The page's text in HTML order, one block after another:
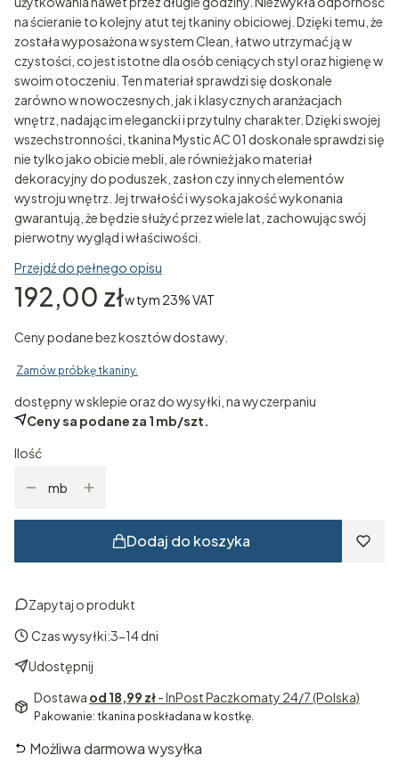
na ścieranie to kolejny atut tej tkaniny obiciowej. Dzięki temu, że
została wyposażona w system Clean, łatwo utrzymać ją w
czystości, co jest istotne dla osób ceniących styl oraz higienę w
swoim otoczeniu. Ten materiał sprawdzi się doskonale
zarówno w nowoczesnych, jak i klasycznych aranżacjach
wnętrz, nadając im elegancki i przytulny charakter. Dzięki swojej
wszechstronności, tkanina Mystic AC 01 doskonale sprawdzi się
nie tylko jako obicie mebli, ale również jako materiał
dekoracyjny do poduszek, zasłon czy innych elementów
wystroju wnętrz. Jej trwałość i wysoka jakość wykonania
gwarantują, że będzie służyć przez wiele lat, zachowując swój
pierwotny wygląd i właściwości.
Przejdź do pełnego opisu
Cena
192,00 złw tym 23% VAT
w tym 23%VAT
Ceny podane bez kosztów dostawy.
Zamów próbkę tkaniny.
dostępny w sklepie oraz do wysyłki, na wyczerpaniu
Ceny sa podane za 1 mb/szt.
Ilość
mb
Dodaj do koszyka
Zapytaj o produkt
Czas wysyłki:3-14 dni
Udostępnij
Dostawa od 18,99 zł- InPost Paczkomaty 24/7 (Polska)
Pakowanie: tkanina poskładana w kostkę.
Możliwa darmowa wysyłka